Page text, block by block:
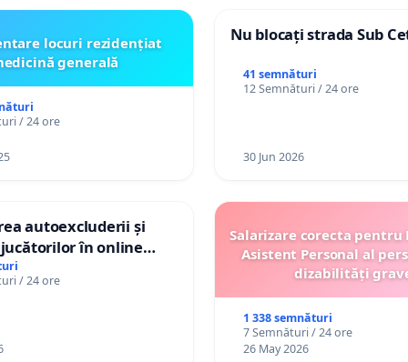
locuri rezidențiat
generală
/ 24 ore
Nu blocați strada Sub
41 semnături
12 Semnături / 24 ore
30 Jun 2026
autoexcluderii și
în online
/ 24 ore
Salarizare corecta pentru
Asistent Personal al
dizabilități
1 338 semnături
7 Semnături / 24 ore
26 May 2026